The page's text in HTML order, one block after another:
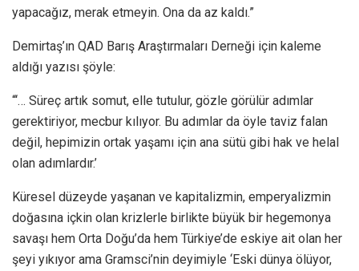
yapacağız, merak etmeyin. Ona da az kaldı.”
Demirtaş’ın QAD Barış Araştırmaları Derneği için kaleme
aldığı yazısı şöyle:
“‘… Süreç artık somut, elle tutulur, gözle görülür adımlar
gerektiriyor, mecbur kılıyor. Bu adımlar da öyle taviz falan
değil, hepimizin ortak yaşamı için ana sütü gibi hak ve helal
olan adımlardır.’
Küresel düzeyde yaşanan ve kapitalizmin, emperyalizmin
doğasına içkin olan krizlerle birlikte büyük bir hegemonya
savaşı hem Orta Doğu’da hem Türkiye’de eskiye ait olan her
şeyi yıkıyor ama Gramsci’nin deyimiyle ‘Eski dünya ölüyor,